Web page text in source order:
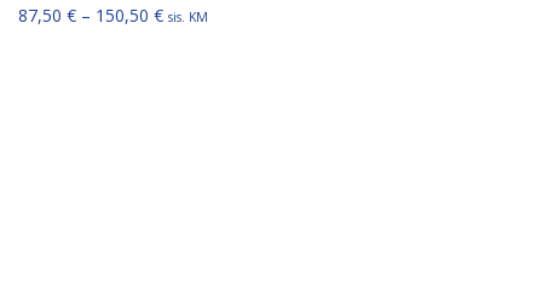
87,50 € – 150,50 €Hinnavahemik: 87,50 € kuni 150,50 €
sis. KM